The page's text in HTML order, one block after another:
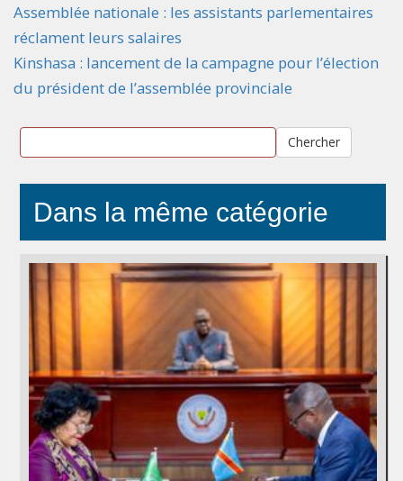
Assemblée nationale : les assistants parlementaires
réclament leurs salaires
Kinshasa : lancement de la campagne pour l’élection
du président de l’assemblée provinciale
Chercher
Dans la même catégorie